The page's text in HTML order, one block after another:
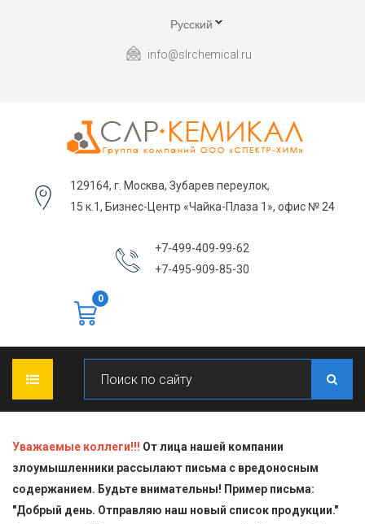
Русский
info@slrchemical.ru
129164, г. Москва, Зубарев переулок,
15 к.1, Бизнес-Центр «Чайка-Плаза 1», офис № 24
+7-499-409-99-62
+7-495-909-85-30
0
О КОМПАНИИ
ПРОДУКЦИЯ
Уважаемые коллеги!!! От лица нашей компании
злоумышленники рассылают письма с вредоносным
содержанием. Будьте внимательны! Пример письма:
"Добрый день. Отправляю наш новый список продукции."